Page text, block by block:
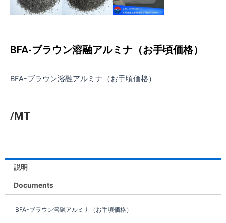
BFA-ブラウン溶融アルミナ（お手頃価格）
BFA-ブラウン溶融アルミナ（お手頃価格）
/MT
説明
Documents
BFA-ブラウン溶融アルミナ（お手頃価格）